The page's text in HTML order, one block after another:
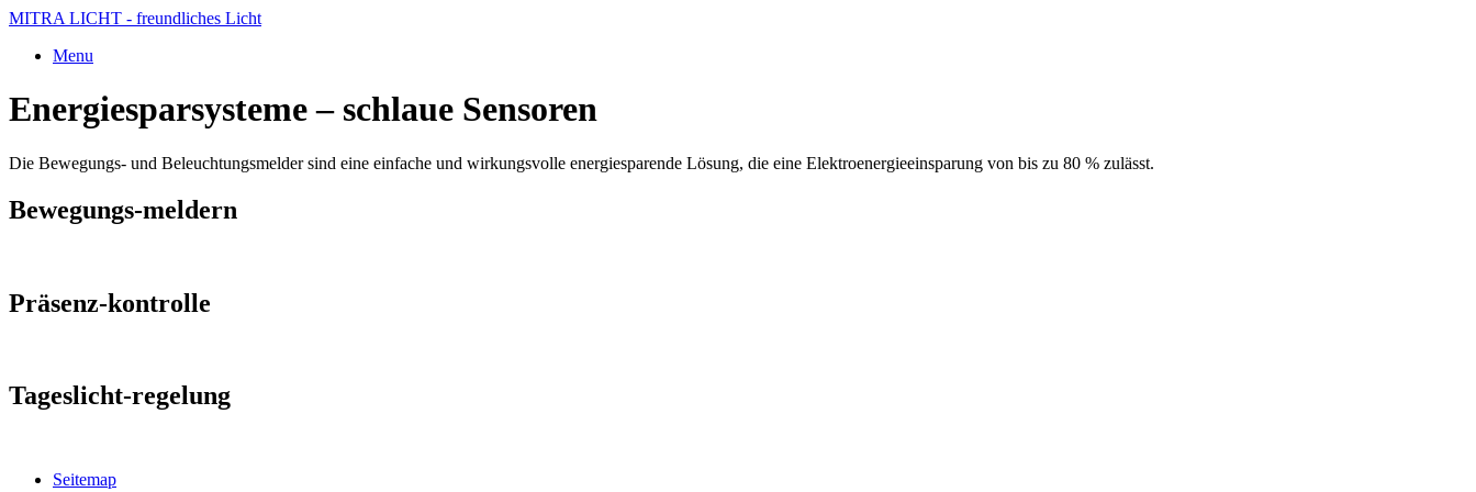
MITRA LICHT - freundliches Licht
Menu
Energiesparsysteme – schlaue Sensoren
Die Bewegungs- und Beleuchtungsmelder sind eine einfache und wirkungsvolle energiesparende Lösung, die eine Elektroenergieeinsparung von bis zu 80 % zulässt.
Bewegungs-meldern
Präsenz-kontrolle
Tageslicht-regelung
Seitemap